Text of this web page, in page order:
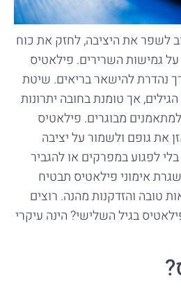
לשפר את היציבה, לחזק את כוח
גמישות השרירים. פילאטיס
נהדרת להישאר בריאים. שיטת
אך טומנת בחובה יתרונות
מבוגרים. פילאטיס
את גופם ולשמור על יציבה
לפגוע במפרקים או להגביר
אימוני פילאטיס תבטיח
טובה והזדקנות מהנה. רוצים
בגיל השלישי? הינה עיקרי